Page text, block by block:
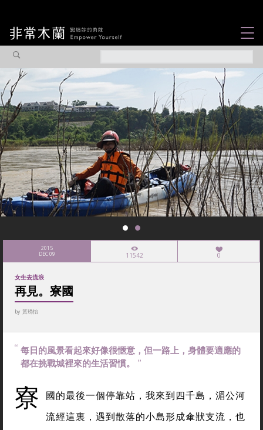
社會企業
認識我們
2015
DEC 09 11542 0
女生去流浪
再見。寮國
by 黃琇怡
每日的風景看起來好像很愜意，但一路上，身體要適應的
都在挑戰城裡來的生活習慣。
寮
國的最後一個停靠站，我來到四千島，湄公河
流經這裏，遇到散落的小島形成傘狀支流，也